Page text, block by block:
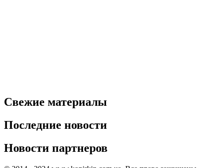
Свежие материалы
Последние новости
Новости партнеров